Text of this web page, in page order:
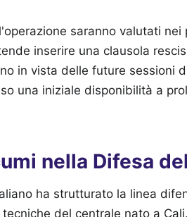
saranno valutati
inserire una clausola
in vista delle future sessioni
una iniziale disponibilità a
nella Difesa
ha strutturato la linea
del centrale nato a